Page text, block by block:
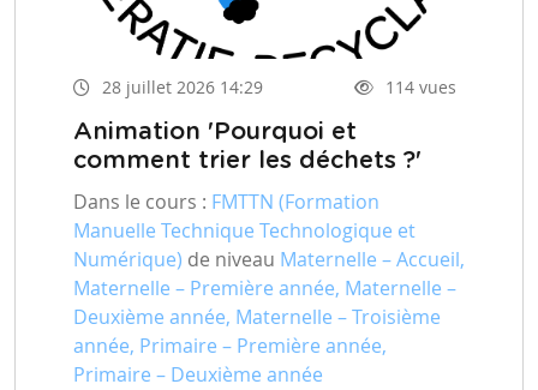
28 juillet 2026 14:29 114 vues
Animation 'Pourquoi et
comment trier les déchets ?'
Dans le cours : FMTTN (Formation
Manuelle Technique Technologique et
Numérique) de niveau Maternelle – Accueil,
Maternelle – Première année, Maternelle –
Deuxième année, Maternelle – Troisième
année, Primaire – Première année,
Primaire – Deuxième année